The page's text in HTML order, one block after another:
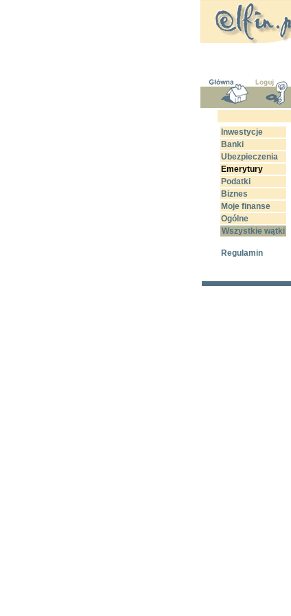
Inwestycje
Banki
Ubezpieczenia
Emerytury
Podatki
Biznes
Moje finanse
Ogólne
Wszystkie wątki
Regulamin